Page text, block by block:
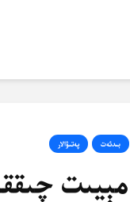
بىدئەت پەتىۋالار
مېيىت